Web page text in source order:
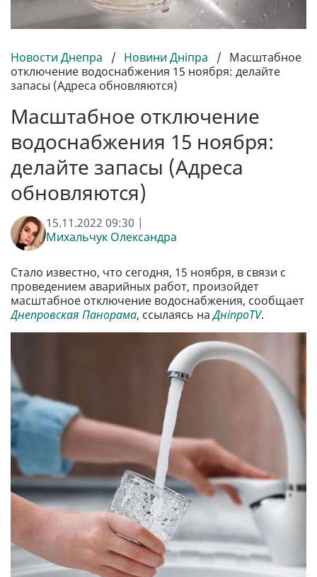
Новости Днепра / Новини Дніпра / Масштабное
отключение водоснабжения 15 ноября: делайте
запасы (Адреса обновляются)
Масштабное отключение
водоснабжения 15 ноября:
делайте запасы (Адреса
обновляются)
15.11.2022 09:30 |
Михальчук Олександра
Стало известно, что сегодня, 15 ноября, в связи с
проведением аварийных работ, произойдет
масштабное отключение водоснабжения, сообщает
Днепровская Панорама, ссылаясь наДніпроTV.